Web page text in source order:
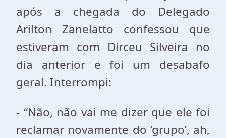
após a chegada do Delegado
Arilton Zanelatto confessou que
estiveram com Dirceu Silveira no
dia anterior e foi um desabafo
geral. Interrompi:
- “Não, não vai me dizer que ele foi
reclamar novamente do ‘grupo’, ah,